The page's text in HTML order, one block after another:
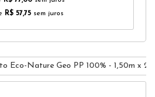
R$ 57,75sem juros
Eco-Nature Geo PP 100% - 1,50m x